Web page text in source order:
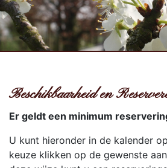
Beschikbaarheid en
Er geldt een minimum
U kunt hieronder in de kalender
keuze klikken op de gewenste